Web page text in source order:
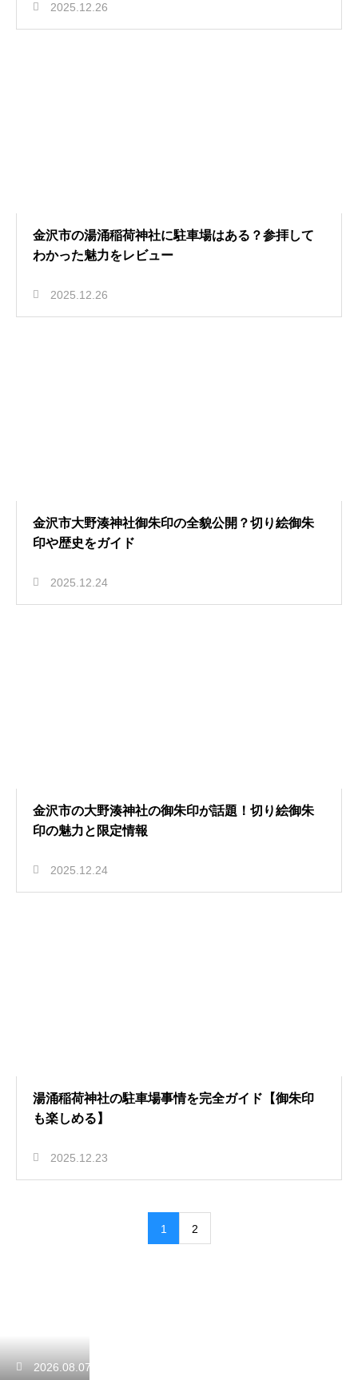
2025.12.26
金沢市の湯涌稲荷神社に駐車場はある？参拝して
わかった魅力をレビュー
2025.12.26
金沢市大野湊神社御朱印の全貌公開？切り絵御朱
印や歴史をガイド
2025.12.24
金沢市の大野湊神社の御朱印が話題！切り絵御朱
印の魅力と限定情報
2025.12.24
湯涌稲荷神社の駐車場事情を完全ガイド【御朱印
も楽しめる】
2025.12.23
1 2
2026.08.07